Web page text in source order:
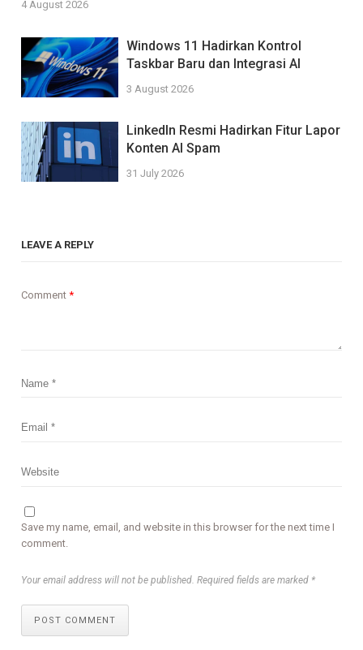
4 August 2026
Windows 11 Hadirkan Kontrol
Taskbar Baru dan Integrasi AI
3 August 2026
LinkedIn Resmi Hadirkan Fitur Lapor
Konten AI Spam
31 July 2026
LEAVE A REPLY
Comment*
Save my name, email, and website in this browser for the next time I
comment.
Your email address will not be published. Required fields are marked *
POST COMMENT